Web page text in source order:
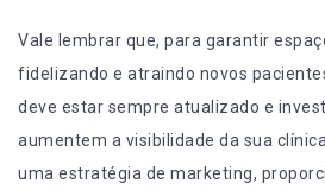
Vale lembrar que, para garantir
fidelizando e atraindo novos
deve estar sempre atualizado e
aumentem a visibilidade da sua
uma estratégia de marketing,